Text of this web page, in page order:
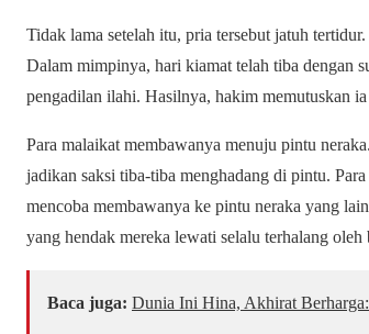
Tidak lama setelah itu, pria tersebut jatuh
Dalam mimpinya, hari kiamat telah tiba dengan
pengadilan ilahi. Hasilnya, hakim memutuskan
Para malaikat membawanya menuju pintu
jadikan saksi tiba-tiba menghadang di pintu.
mencoba membawanya ke pintu neraka yang
yang hendak mereka lewati selalu terhalang oleh
Baca juga: Dunia Ini Hina, Akhirat